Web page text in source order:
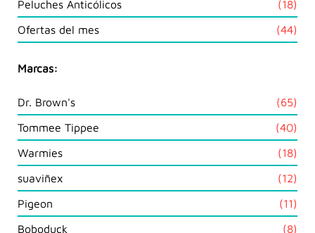
Peluches Anticólicos 1818
Ofertas del mes 4444
Marcas:
Dr. Brown's
(65)
Tommee Tippee
(40)
Warmies
(18)
suaviñex
(12)
Pigeon
(11)
Boboduck
(8)